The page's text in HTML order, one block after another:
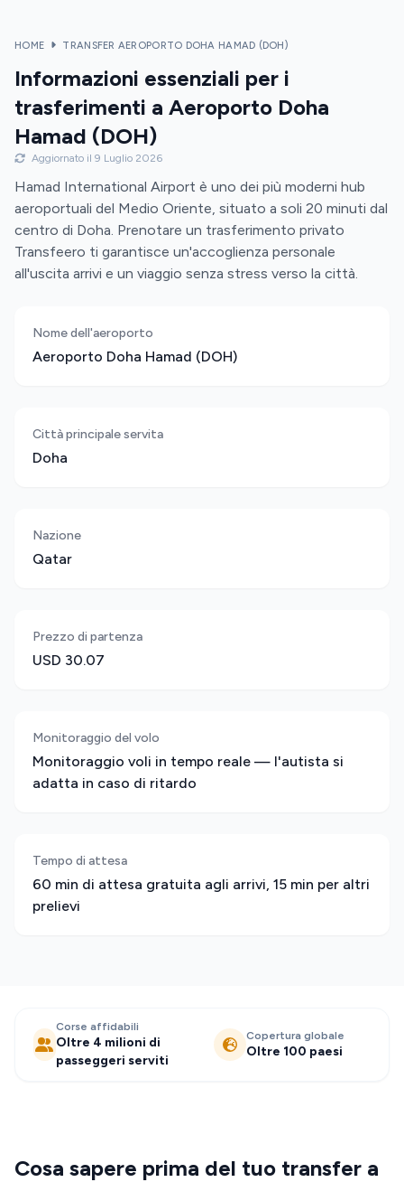
HOME TRANSFER AEROPORTO DOHA HAMAD (DOH)
Informazioni essenziali per i
trasferimenti a Aeroporto Doha
Hamad (DOH)
Aggiornato il 9 Luglio 2026
Hamad International Airport è uno dei più moderni hub
aeroportuali del Medio Oriente, situato a soli 20 minuti dal
centro di Doha. Prenotare un trasferimento privato
Transfeero ti garantisce un'accoglienza personale
all'uscita arrivi e un viaggio senza stress verso la città.
Nome dell'aeroporto
Aeroporto Doha Hamad (DOH)
Città principale servita
Doha
Nazione
Qatar
Prezzo di partenza
USD 30.07
Monitoraggio del volo
Monitoraggio voli in tempo reale — l'autista si
adatta in caso di ritardo
Tempo di attesa
60 min di attesa gratuita agli arrivi, 15 min per altri
prelievi
Corse affidabili
Oltre 4 milioni di
passeggeri serviti
Copertura globale
Oltre 100 paesi
Cosa sapere prima del tuo transfer a